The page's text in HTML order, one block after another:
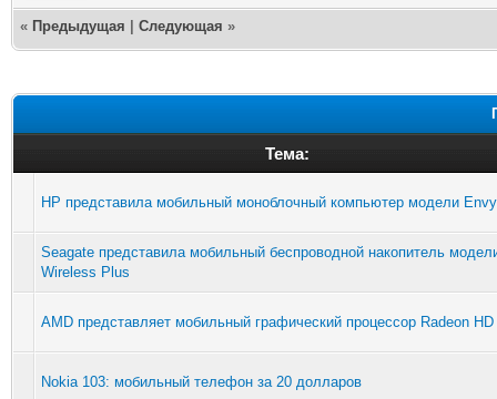
« Предыдущая Следующая »
Тема:
HP представила мобильный моноблочный компьютер модели
Seagate представила мобильный беспроводной накопитель
Wireless Plus
AMD представляет мобильный графический процессор Radeon
Nokia 103: мобильный телефон за 20 долларов